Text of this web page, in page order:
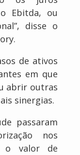
Ebitda, ou
disse o
de ativos
em que
abrir outras
sinergias.
passaram
nos
o valor de